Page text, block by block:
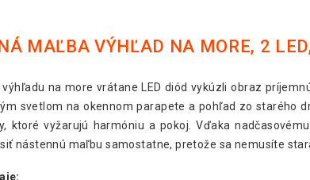
MAĽBA VÝHĽAD NA MORE, 2
na more vrátane LED diód vykúzli obraz
svetlom na okennom parapete a pohľad zo starého
ktoré vyžarujú harmóniu a pokoj. Vďaka
nástennú maľbu samostatne, pretože sa nemusíte